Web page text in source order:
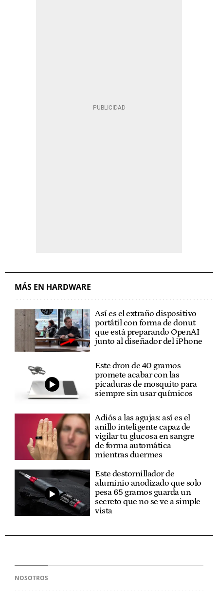
MÁS EN HARDWARE
Así es el extraño dispositivo
portátil con forma de donut
que está preparando OpenAI
junto al diseñador del iPhone
Este dron de 40 gramos
promete acabar con las
picaduras de mosquito para
siempre sin usar químicos
Adiós a las agujas: así es el
anillo inteligente capaz de
vigilar tu glucosa en sangre
de forma automática
mientras duermes
Este destornillador de
aluminio anodizado que solo
pesa 65 gramos guarda un
secreto que no se ve a simple
vista
NOSOTROS